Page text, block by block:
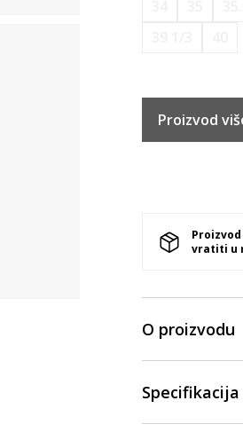
Proizvod
vratiti u
O proizvodu
Specifikacija